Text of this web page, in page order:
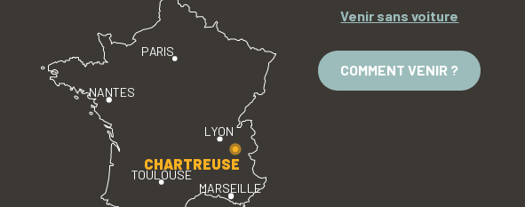
PARIS
LYON
TOULOUSE
MARSEILLE
NANTES
CHARTREUSE
Venir sans voiture
COMMENT VENIR ?